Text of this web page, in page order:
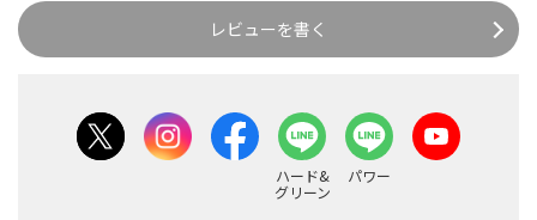
レビューを書く
ハード&
グリーン
パワー